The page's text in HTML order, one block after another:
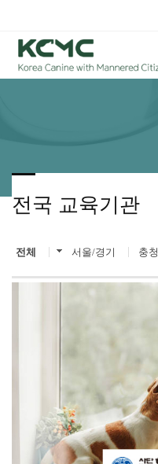
전국 교육기관
전체 서울/경기 충청